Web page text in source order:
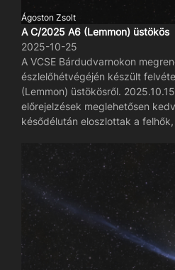
Ágoston Zsolt
A C/2025 A6 (Lemmon) üstökös
2025-10-25
A VCSE Bárdudvarnokon
észlelőhétvégéjén készült
(Lemmon) üstökösről.
előrejelzések meglehetősen
késődélután eloszlottak a
látható volt halványan, egy
pedig már szép, részletes is
felvételen megfigyelhető az
színű, ívelt porcsóva és a kékes
inhomogén ioncsóva is.